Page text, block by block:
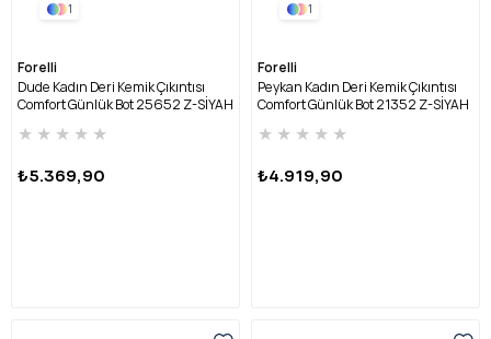
1
Forelli
Dude Kadın Deri Kemik Çıkıntısı
Comfort Günlük Bot 25652 Z-SİYAH
★ ★ ★ ★ ★
₺5.369,90
1
Forelli
Peykan Kadın Deri Kemik Çıkıntısı
Comfort Günlük Bot 21352 Z-SİYAH
★ ★ ★ ★ ★
₺4.919,90